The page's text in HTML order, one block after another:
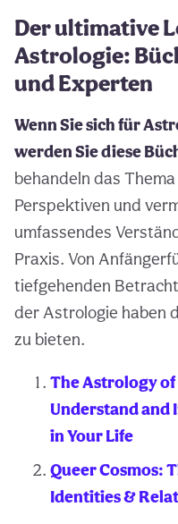
Der ultimative
Astrologie:
und Experten
Wenn Sie sich für
werden Sie diese
behandeln das
Perspektiven und
umfassendes
Praxis. Von
tiefgehenden
der Astrologie haben
zu bieten.
The Astrology of
Understand and
in Your Life
Queer Cosmos:
Identities &